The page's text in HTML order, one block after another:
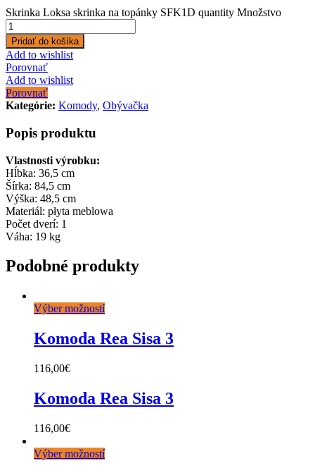
Skrinka Loksa skrinka na topánky SFK1D quantity Množstvo
Pridať do košíka
Add to wishlist
Porovnať
Add to wishlist
Porovnať
Kategórie: Komody, Obývačka
Popis produktu
Vlastnosti výrobku:
Hĺbka: 36,5 cm
Šírka: 84,5 cm
Výška: 48,5 cm
Materiál: płyta meblowa
Počet dverí: 1
Váha: 19 kg
Podobné produkty
Výber možností
Komoda Rea Sisa 3
116,00€
Komoda Rea Sisa 3
116,00€
Výber možností